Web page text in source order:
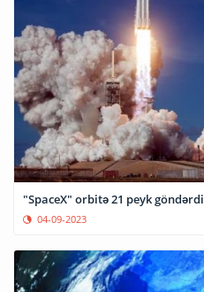
"SpaceX" orbitə 21 peyk göndərdi
04-09-2023